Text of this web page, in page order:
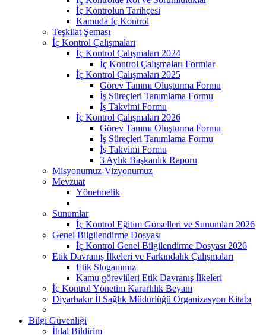
İç Kontrolün Tarihçesi
Kamuda İç Kontrol
Teşkilat Şeması
İç Kontrol Çalışmaları
İç Kontrol Çalışmaları 2024
İç Kontrol Çalışmaları Formlar
İç Kontrol Çalışmaları 2025
Görev Tanımı Oluşturma Formu
İş Süreçleri Tanımlama Formu
İş Takvimi Formu
İç Kontrol Çalışmaları 2026
Görev Tanımı Oluşturma Formu
İş Süreçleri Tanımlama Formu
İş Takvimi Formu
3 Aylık Başkanlık Raporu
Misyonumuz-Vizyonumuz
Mevzuat
Yönetmelik
Sunumlar
İç Kontrol Eğitim Görselleri ve Sunumları 2026
Genel Bilgilendirme Dosyası
İç Kontrol Genel Bilgilendirme Dosyası 2026
Etik Davranış İlkeleri ve Farkındalık Çalışmaları
Etik Sloganımız
Kamu görevlileri Etik Davranış İlkeleri
İç Kontrol Yönetim Kararlılık Beyanı
Diyarbakır İl Sağlık Müdürlüğü Organizasyon Kitabı
Bilgi Güvenliği
İhlal Bildirim